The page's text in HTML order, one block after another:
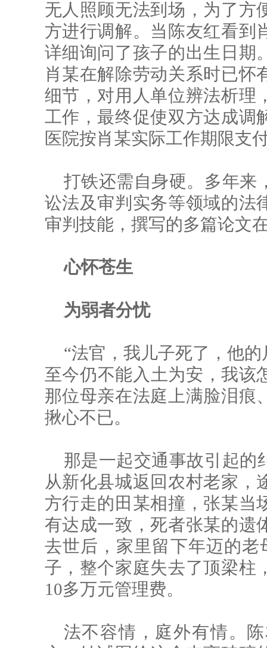
无人照顾无法到场，为了方
方进行调解。当陈友红看到
详细询问了孩子的出生日期
肖某在解除劳动关系时已怀
细节，对用人单位辨法析理
工作，最终促使双方达成调
医院按肖某实际工作期限支
打铁还需自身硬。多年来
讼法及审判实务等领域的法
审判技能，撰写的多篇论文
心怀苍生
为弱者分忧
“法官，我儿子死了，他
至今仍不能入土为安，我该
那位母亲在法庭上满脸泪痕
揪心不已。
那是一起交通事故引起的
从新化县城返回农村老家，
方行走的田某相撞，张某当
有达成一致，死者张某的遗
去世后，家里留下年迈的
子，整个家庭失去了顶梁柱
10多万元管理费。
法不容情，庭外有情。